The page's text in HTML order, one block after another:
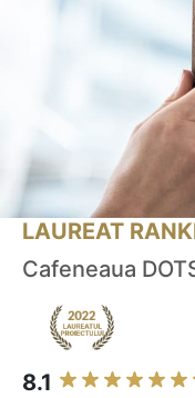
LAUREAT
Cafeneaua
8.1